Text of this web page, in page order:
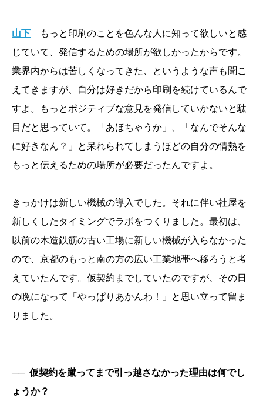
山下
もっと印刷のことを色んな人に知って欲しいと感
じていて、発信するための場所が欲しかったからです。
業界内からは苦しくなってきた、というような声も聞こ
えてきますが、自分は好きだから印刷を続けているんで
すよ。もっとポジティブな意見を発信していかないと駄
目だと思っていて。「あほちゃうか」、「なんでそんな
に好きなん？」と呆れられてしまうほどの自分の情熱を
もっと伝えるための場所が必要だったんですよ。
きっかけは新しい機械の導入でした。それに伴い社屋を
新しくしたタイミングでラボをつくりました。最初は、
以前の木造鉄筋の古い工場に新しい機械が入らなかった
ので、京都のもっと南の方の広い工業地帯へ移ろうと考
えていたんです。仮契約までしていたのですが、その日
の晩になって「やっぱりあかんわ！」と思い立って留ま
りました。
── 仮契約を蹴ってまで引っ越さなかった理由は何でし
ょうか？